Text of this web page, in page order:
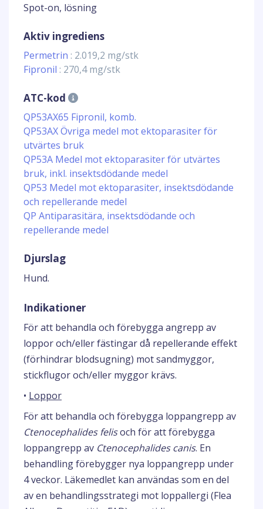
Spot-on, lösning
Aktiv ingrediens
Permetrin : 2.019,2 mg/stk
Fipronil : 270,4 mg/stk
ATC-kod
QP53AX65 Fipronil, komb.
QP53AX Övriga medel mot ektoparasiter för
utvärtes bruk
QP53A Medel mot ektoparasiter för utvärtes
bruk, inkl. insektsdödande medel
QP53 Medel mot ektoparasiter, insektsdödande
och repellerande medel
QP Antiparasitära, insektsdödande och
repellerande medel
Djurslag
Hund.
Indikationer
För att behandla och förebygga angrepp av
loppor och/eller fästingar då repellerande effekt
(förhindrar blodsugning) mot sandmyggor,
stickflugor och/eller myggor krävs.
• Loppor
För att behandla och förebygga loppangrepp av
Ctenocephalides felisoch för att förebygga
loppangrepp av Ctenocephalides canis. En
behandling förebygger nya loppangrepp under
4 veckor. Läkemedlet kan användas som en del
av en behandlingsstrategi mot loppallergi (Flea